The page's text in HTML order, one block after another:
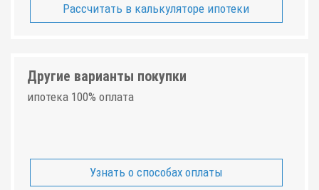
Рассчитать в калькуляторе ипотеки
Другие варианты покупки
ипотека 100% оплата
Узнать о способах оплаты